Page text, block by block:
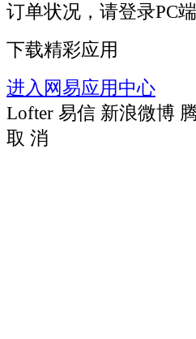
订单状况，请登录PC端
下载精彩应用
进入网易应用中心
Lofter 易信 新浪微博
取 消